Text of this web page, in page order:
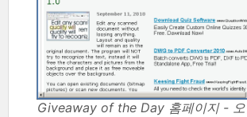
Giveaway of the Day 홈페이지 -